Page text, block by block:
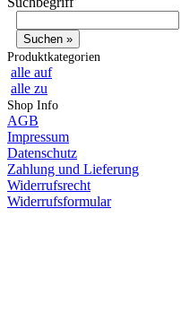
Produktkategorien
alle auf
alle zu
Shop Info
AGB
Impressum
Datenschutz
Zahlung und Lieferung
Widerrufsrecht
Widerrufsformular